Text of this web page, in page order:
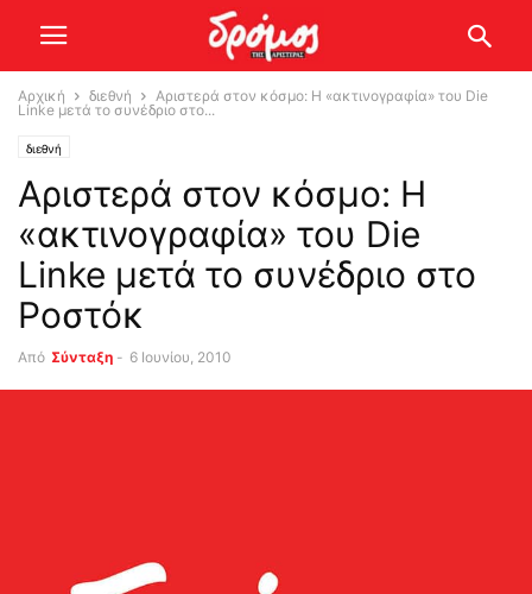
Αρχική διεθνή
Αριστερά στον κόσμο: Η «ακτινογραφία» του Die
Linke μετά το συνέδριο στο...
διεθνή
Αριστερά στον κόσμο: Η
«ακτινογραφία» του Die
Linke μετά το συνέδριο στο
Ροστόκ
Από Σύνταξη - 6 Ιουνίου, 2010